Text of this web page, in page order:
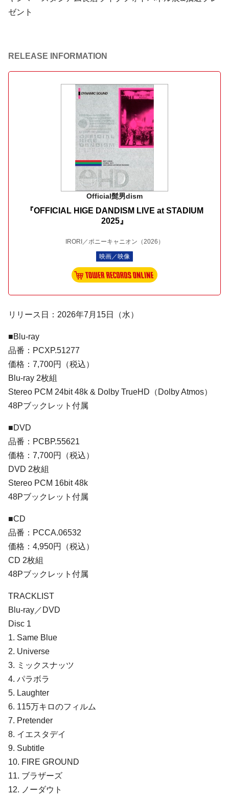
ゼント
RELEASE INFORMATION
Official髭男dism
『OFFICIAL HIGE DANDISM LIVE at STADIUM
2025』
IRORI／ポニーキャニオン （2026）
映画／映像
リリース日：2026年7月15日（水）
■Blu-ray
品番：PCXP.51277
価格：7,700円（税込）
Blu-ray 2枚組
Stereo PCM 24bit 48k & Dolby TrueHD（Dolby Atmos）
48Pブックレット付属
■DVD
品番：PCBP.55621
価格：7,700円（税込）
DVD 2枚組
Stereo PCM 16bit 48k
48Pブックレット付属
■CD
品番：PCCA.06532
価格：4,950円（税込）
CD 2枚組
48Pブックレット付属
TRACKLIST
Blu-ray／DVD
Disc 1
1. Same Blue
2. Universe
3. ミックスナッツ
4. パラボラ
5. Laughter
6. 115万キロのフィルム
7. Pretender
8. イエスタデイ
9. Subtitle
10. FIRE GROUND
11. ブラザーズ
12. ノーダウト